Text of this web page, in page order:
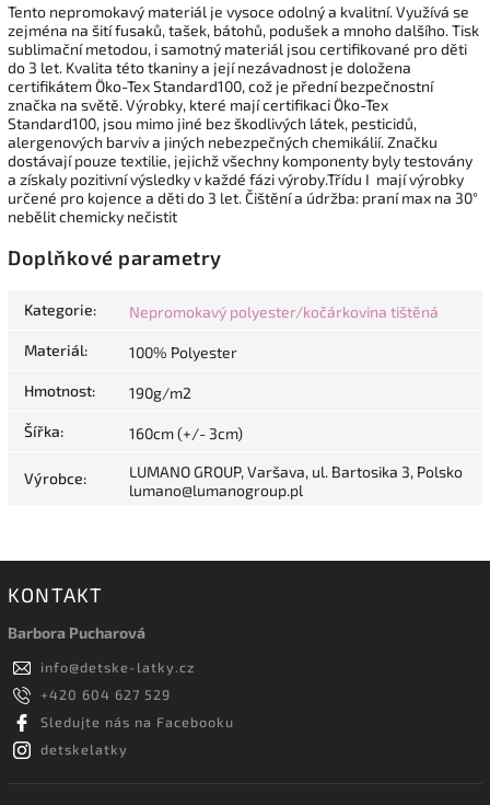
Tento nepromokavý materiál je vysoce odolný a kvalitní. Využívá se
zejména na šití fusaků, tašek, ba´tohů, podušek a mnoho dalšího. Tisk
sublimační metodou, i samotný materiál jsou certifikované pro děti
do 3 let. Kvalita této tkaniny a její nezávadnost je doložena
certifikátem Öko-Tex Standard100, což je přední bezpečnostní
značka na světě. Výrobky, které mají certifikaci Öko-Tex
Standard100, jsou mimo jiné bez škodlivých látek, pesticidů,
alergenových barviv a jiných nebezpečných chemikálií. Značku
dostávají pouze textilie, jejichž všechny komponenty byly testovány
a získaly pozitivní výsledky v každé fázi výroby.Třídu I mají výrobky
určené pro kojence a děti do 3 let. Čištění a údržba: praní max na 30°
nebělit chemicky nečistit
Doplňkové parametry
Kategorie: Nepromokavý polyester/kočárkovina tištěná
Materiál: 100% Polyester
Hmotnost: 190g/m2
Šířka: 160cm (+/- 3cm)
Výrobce:
LUMANO GROUP, Varšava, ul. Bartosika 3, Polsko
lumano@lumanogroup.pl
KONTAKT
Barbora Pucharová
info@detske-latky.cz
+420 604 627 529
Sledujte nás na Facebooku
detskelatky